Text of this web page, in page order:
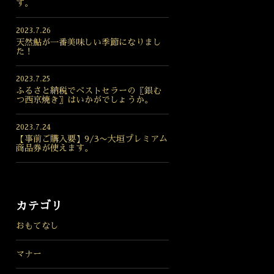
す。
2023.7.26
天然鮎が一番美味しい季節になりまし
た！
2023.7.25
ふるさと納税でベストセラーの〖銀む
つ西京焼き〗はいかがでしょうか。
2023.7.24
【事前ご購入要】9/3〜大垣プレミアム
商品券が使えます。
カテゴリ
おもてなし
マナー